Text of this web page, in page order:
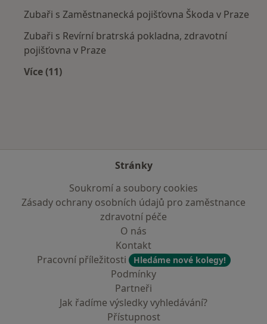
Zubaři s Zaměstnanecká pojišťovna Škoda v Praze
Zubaři s Revírní bratrská pokladna, zdravotní
pojišťovna v Praze
Více (11)
Stránky
Soukromí a soubory cookies
Zásady ochrany osobních údajů pro zaměstnance
zdravotní péče
O nás
Kontakt
Pracovní příležitosti
Hledáme nové kolegy!
Podmínky
Partneři
Jak řadíme výsledky vyhledávání?
Přístupnost